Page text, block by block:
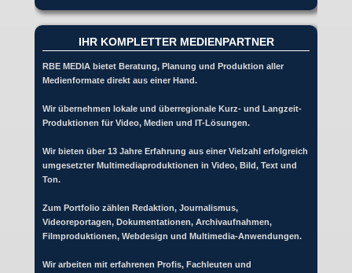
IHR KOMPLETTER MEDIENPARTNER
RBE MEDIA bietet Beratung, Planung und Produktion aller
Medienformate direkt aus einer Hand.
Wir übernehmen lokale und überregionale Kurz- und Langzeit-
Produktionen für Video, Medien und IT-Lösungen.
Wir bieten über 13 Jahre Erfahrung aus einer Vielzahl erfolgreich
umgesetzter Multimediaproduktionen in Video, Bild, Text und
Ton.
Zum Portfolio zählen Redaktion, Journalismus,
Videoreportagen, Dokumentationen, Archivaufnahmen,
Filmproduktionen, Webdesign und Multimedia-Anwendungen.
Wir arbeiten mit erfahrenen Profis, Fachleuten und